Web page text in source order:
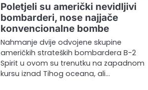
Poletjeli su američki nevidljivi
bombarderi, nose najjače
konvencionalne bombe
Nahmanje dvije odvojene skupine
američkih strateških bombardera B-2
Spirit u ovom su trenutku na zapadnom
kursu iznad Tihog oceana, ali…